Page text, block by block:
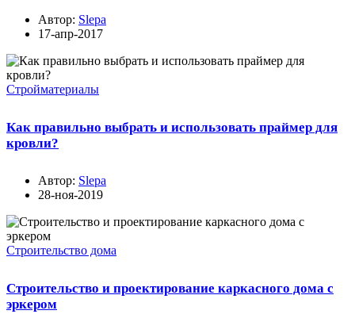
Автор: Slepa
17-апр-2017
Стройматериалы
Как правильно выбрать и использовать праймер для
кровли?
Автор: Slepa
28-ноя-2019
Строительство дома
Строительство и проектирование каркасного дома с
эркером